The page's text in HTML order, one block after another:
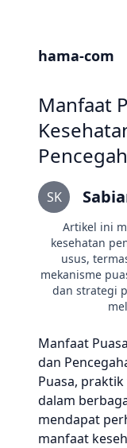
hama-com
Manfaat
SK
Artikel ini
kesehatan
usus,
mekanisme
dan strategi
Manfaat
dan
Puasa,
dalam
mendapat
manfaat